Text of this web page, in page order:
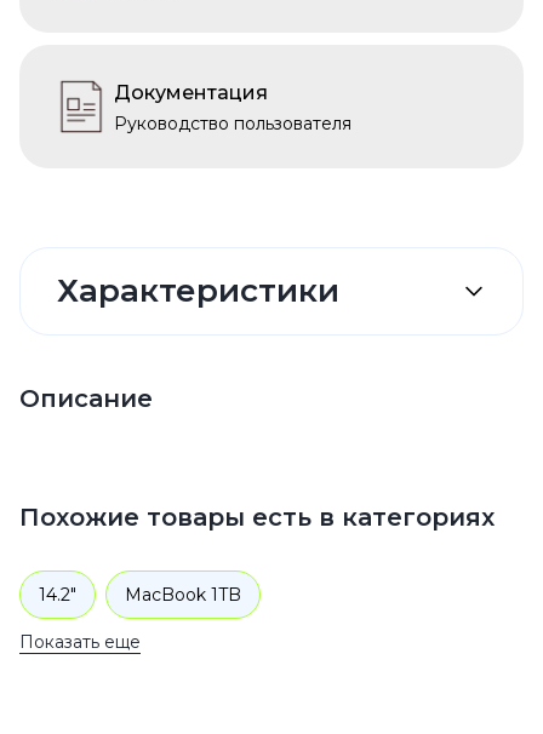
Документация
Руководство пользователя
Характеристики
Описание
Похожие товары есть в категориях
14.2" MacBook 1TB
Ноутбуки Apple MacBook
Показать еще